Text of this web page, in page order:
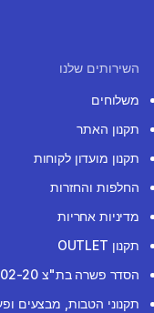
השירותים שלנו
משלוחים
תקנון האתר
תקנון מועדון לקוחות
החלפות והחזרות
מדיניות אחריות
תקנון OUTLET
הסדר פשרה בת"צ 18665-02-20
תקנוני הטבות, מבצעים